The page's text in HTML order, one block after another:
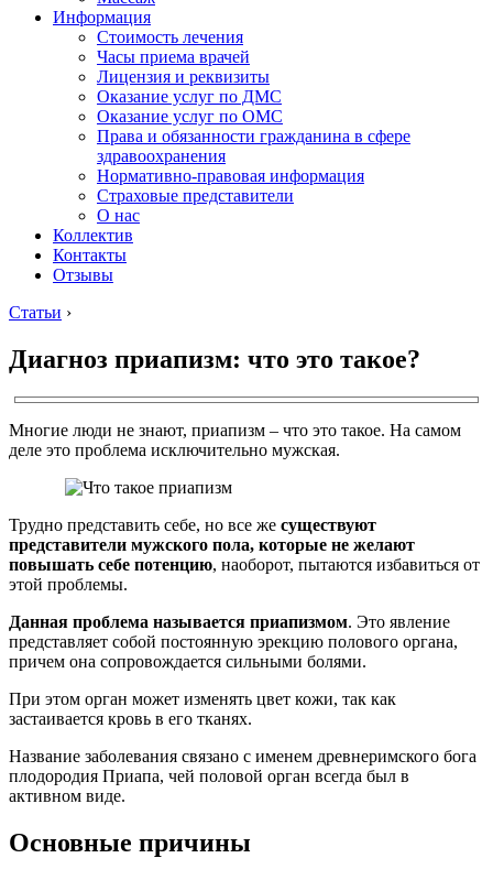
Информация
Стоимость лечения
Часы приема врачей
Лицензия и реквизиты
Оказание услуг по ДМС
Оказание услуг по ОМС
Права и обязанности гражданина в сфере
здравоохранения
Нормативно-правовая информация
Страховые представители
О нас
Коллектив
Контакты
Отзывы
Статьи ›
Диагноз приапизм: что это такое?
Многие люди не знают, приапизм – что это такое. На самом
деле это проблема исключительно мужская.
Трудно представить себе, но все же существуют
представители мужского пола, которые не желают
повышать себе потенцию, наоборот, пытаются избавиться от
этой проблемы.
Данная проблема называется приапизмом. Это явление
представляет собой постоянную эрекцию полового органа,
причем она сопровождается сильными болями.
При этом орган может изменять цвет кожи, так как
застаивается кровь в его тканях.
Название заболевания связано с именем древнеримского бога
плодородия Приапа, чей половой орган всегда был в
активном виде.
Основные причины